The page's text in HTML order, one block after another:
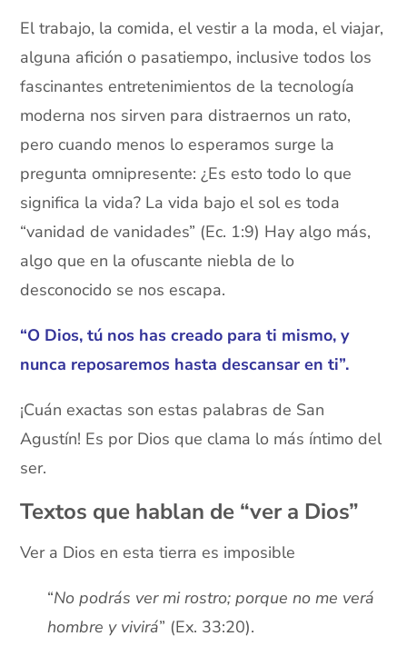
El trabajo, la comida, el vestir a la moda, el viajar,
alguna afición o pasatiempo, inclusive todos los
fascinantes entretenimientos de la tecnología
moderna nos sirven para distraernos un rato,
pero cuando menos lo esperamos surge la
pregunta omnipresente: ¿Es esto todo lo que
significa la vida? La vida bajo el sol es toda
“vanidad de vanidades” (Ec. 1:9) Hay algo más,
algo que en la ofuscante niebla de lo
desconocido se nos escapa.
“O Dios, tú nos has creado para ti mismo, y
nunca reposaremos hasta descansar en ti”.
¡Cuán exactas son estas palabras de San
Agustín! Es por Dios que clama lo más íntimo del
ser.
Textos que hablan de “ver a Dios”
Ver a Dios en esta tierra es imposible
“No podrás ver mi rostro; porque no me verá
hombre y vivirá” (Ex. 33:20).